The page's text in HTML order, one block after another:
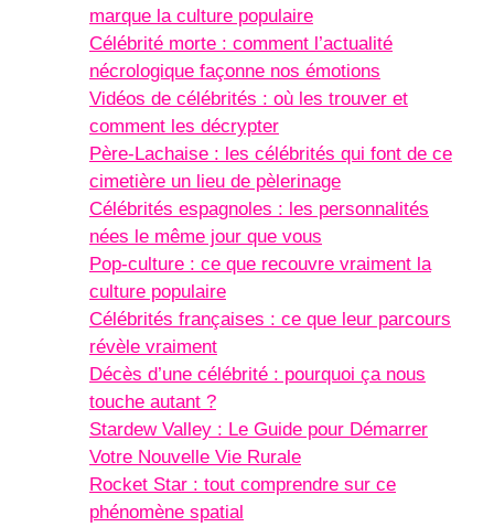
marque la culture populaire
Célébrité morte : comment l’actualité
nécrologique façonne nos émotions
Vidéos de célébrités : où les trouver et
comment les décrypter
Père-Lachaise : les célébrités qui font de ce
cimetière un lieu de pèlerinage
Célébrités espagnoles : les personnalités
nées le même jour que vous
Pop-culture : ce que recouvre vraiment la
culture populaire
Célébrités françaises : ce que leur parcours
révèle vraiment
Décès d’une célébrité : pourquoi ça nous
touche autant ?
Stardew Valley : Le Guide pour Démarrer
Votre Nouvelle Vie Rurale
Rocket Star : tout comprendre sur ce
phénomène spatial